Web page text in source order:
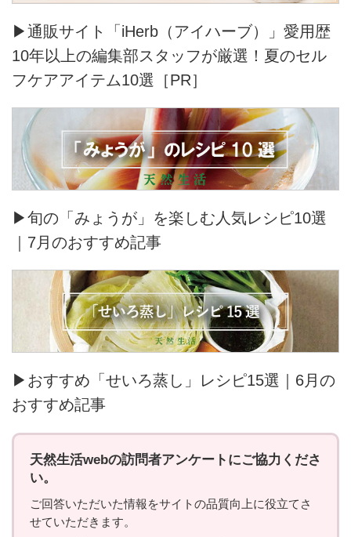
▶通販サイト「iHerb（アイハーブ）」愛用歴
10年以上の編集部スタッフが厳選！夏のセル
フケアアイテム10選［PR］
▶旬の「みょうが」を楽しむ人気レシピ10選
｜7月のおすすめ記事
▶おすすめ「せいろ蒸し」レシピ15選｜6月の
おすすめ記事